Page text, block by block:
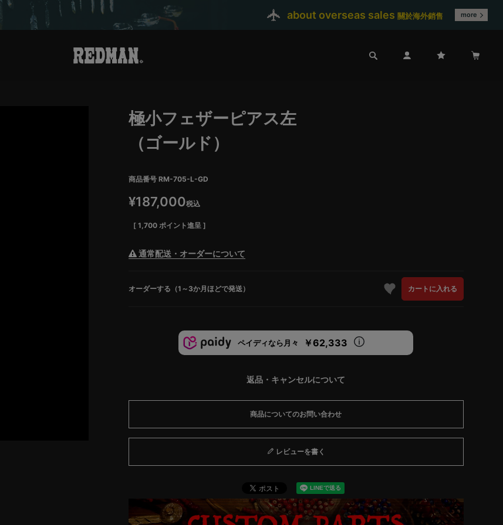
about overseas sales 關於海外銷售 more
極小フェザーピアス左
（ゴールド）
商品番号 RM-705-L-GD
¥187,000税込
[ 1,700 ポイント進呈 ]
通常配送・オーダーについて
オーダーする（1～3か月ほどで発送） カートに入れる
ペイディなら月々 ￥62,333
返品・キャンセルについて
商品についてのお問い合わせ
レビューを書く